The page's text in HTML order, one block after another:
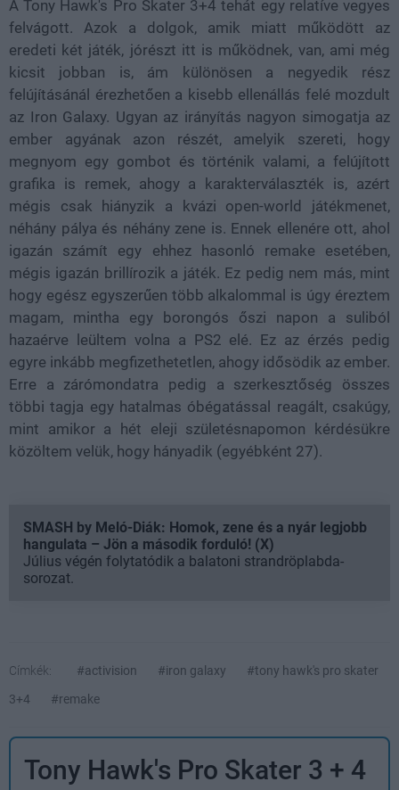
A Tony Hawk's Pro Skater 3+4 tehát egy relatíve vegyes
felvágott. Azok a dolgok, amik miatt működött az
eredeti két játék, jórészt itt is működnek, van, ami még
kicsit jobban is, ám különösen a negyedik rész
felújításánál érezhetően a kisebb ellenállás felé mozdult
az Iron Galaxy. Ugyan az irányítás nagyon simogatja az
ember agyának azon részét, amelyik szereti, hogy
megnyom egy gombot és történik valami, a felújított
grafika is remek, ahogy a karakterválaszték is, azért
mégis csak hiányzik a kvázi open-world játékmenet,
néhány pálya és néhány zene is. Ennek ellenére ott, ahol
igazán számít egy ehhez hasonló remake esetében,
mégis igazán brillírozik a játék. Ez pedig nem más, mint
hogy egész egyszerűen több alkalommal is úgy éreztem
magam, mintha egy borongós őszi napon a suliból
hazaérve leültem volna a PS2 elé. Ez az érzés pedig
egyre inkább megfizethetetlen, ahogy idősödik az ember.
Erre a zárómondatra pedig a szerkesztőség összes
többi tagja egy hatalmas óbégatással reagált, csakúgy,
mint amikor a hét eleji születésnapomon kérdésükre
közöltem velük, hogy hányadik (egyébként 27).
SMASH by Meló-Diák: Homok, zene és a nyár legjobb
hangulata – Jön a második forduló! (X)
Július végén folytatódik a balatoni strandröplabda-
sorozat.
Címkék: #activision #iron galaxy
#tony hawk's pro skater
3+4
#remake
Tony Hawk's Pro Skater 3 + 4